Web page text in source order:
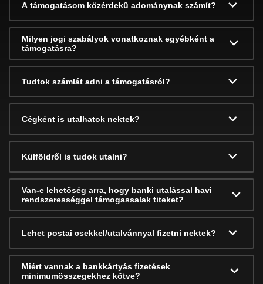
A támogatásom közérdekű adománynak számít?
Milyen jogi szabályok vonatkoznak egyébként a
támogatásra?
Tudtok számlát adni a támogatásról?
Cégként is utalhatok nektek?
Külföldről is tudok utalni?
Van-e lehetőség arra, hogy banki utalással havi
rendszerességgel támogassalak titeket?
Lehet postai csekkel/utalvánnyal fizetni nektek?
Miért vannak a bankkártyás fizetések
minimumösszegekhez kötve?